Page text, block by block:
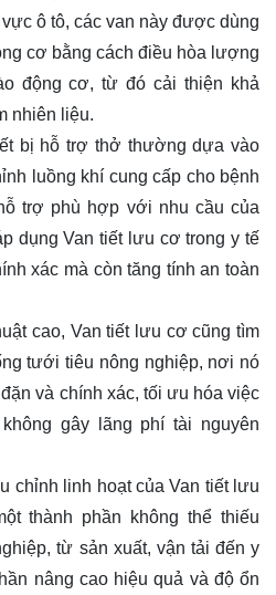
ô tô, các van này được dùng
cơ bằng cách điều hòa lượng
động cơ, từ đó cải thiện khả
nhiên liệu.
bị hỗ trợ thở thường dựa vào
luồng khí cung cấp cho bệnh
trợ phù hợp với nhu cầu của
dụng Van tiết lưu cơ trong y tế
xác mà còn tăng tính an toàn
cao, Van tiết lưu cơ cũng tìm
tưới tiêu nông nghiệp, nơi nó
và chính xác, tối ưu hóa việc
gây lãng phí tài nguyên
chỉnh linh hoạt của Van tiết lưu
thành phần không thể thiếu
từ sản xuất, vận tải đến y
nâng cao hiệu quả và độ ổn